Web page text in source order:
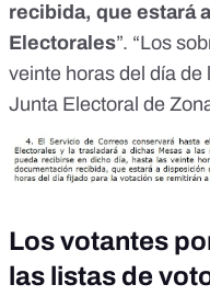
recibida, que estará
Electorales”. “Los
veinte horas del día de
Junta Electoral de
Los votantes
las listas de